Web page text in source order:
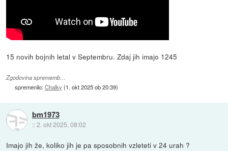
15 novih bojnih letal v Septembru. Zdaj jih imajo 1245
Zgodovina sprememb…
spremenilo:Chalky (1. okt 2025 ob 20:39)
bm1973
::2. okt 2025, 08:02
Imajo jih že, koliko jih je pa sposobnih vzleteti v 24 urah ?